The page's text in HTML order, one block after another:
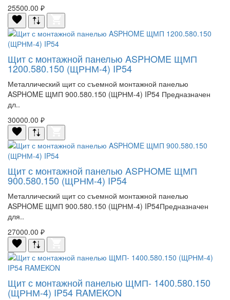
25500.00 ₽
Щит с монтажной панелью ASPHOME ЩМП
1200.580.150 (ЩРНМ-4) IP54
Металлический щит со съемной монтажной панелью
ASPHOME ЩМП 900.580.150 (ЩРНМ-4) IP54 Предназначен
дл..
30000.00 ₽
Щит с монтажной панелью ASPHOME ЩМП
900.580.150 (ЩРНМ-4) IP54
Металлический щит со съемной монтажной панелью
ASPHOME ЩМП 900.580.150 (ЩРНМ-4) IP54Предназначен
для..
27000.00 ₽
Щит с монтажной панелью ЩМП- 1400.580.150
(ЩРНМ-4) IP54 RAMEKON